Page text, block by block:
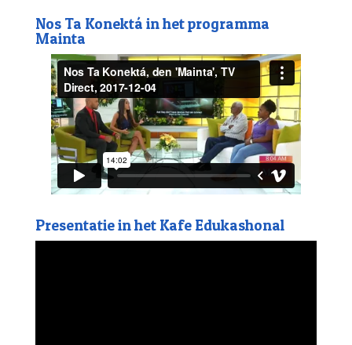
Nos Ta Konektá in het programma
Mainta
Presentatie in het Kafe Edukashonal